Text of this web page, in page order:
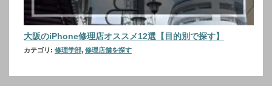
大阪のiPhone修理店オススメ12選【目的別で探す】
カテゴリ: 修理学部, 修理店舗を探す